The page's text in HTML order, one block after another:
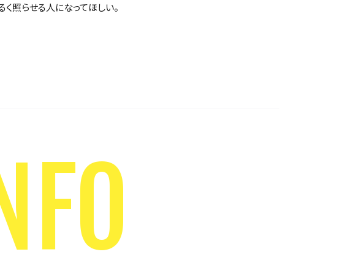
照らせる人になってほしい。